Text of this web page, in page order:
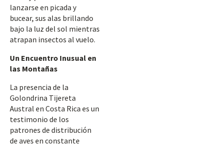
lanzarse en picada y
bucear, sus alas brillando
bajo la luz del sol mientras
atrapan insectos al vuelo.
Un Encuentro Inusual en
las Montañas
La presencia de la
Golondrina Tijereta
Austral en Costa Rica es un
testimonio de los
patrones de distribución
de aves en constante